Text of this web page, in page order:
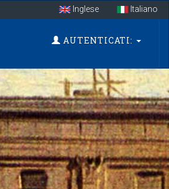
Inglese Italiano
AUTENTICATI: